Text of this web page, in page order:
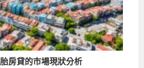
房貸的市場現狀分析